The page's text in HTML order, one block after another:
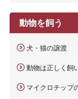
動物を飼う
犬・猫の譲渡
動物は正しく飼
マイクロチップ